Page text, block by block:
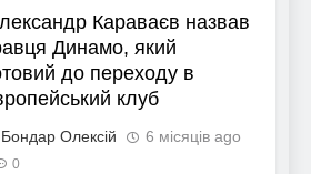
Караваєв назвав
Динамо, який
до переходу в
клуб
Бондар Олексій 6 місяців ago
0